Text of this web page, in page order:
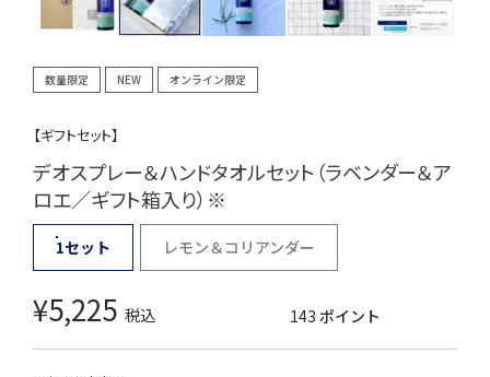
数量限定 NEW オンライン限定
【ギフトセット】
デオスプレー＆ハンドタオルセット（ラベンダー＆ア
ロエ／ギフト箱入り）※
1セット レモン＆コリアンダー
¥5,225 税込 143 ポイント